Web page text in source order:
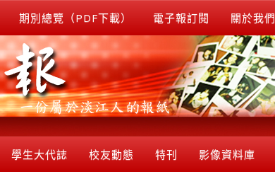
期別總覽（PDF下載） 電子報訂閱 關於我們
學生大代誌 校友動態 特刊 影像資料庫